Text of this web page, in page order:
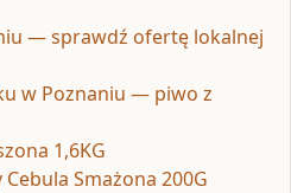
— sprawdź ofertę lokalnej
w Poznaniu — piwo z
1,6KG
Smażona 200G